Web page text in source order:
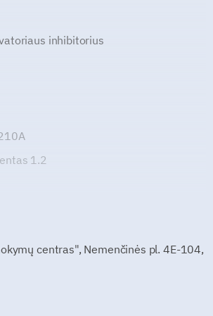
inhibitorius
1.2
centras", Nemenčinės pl. 4E-104,